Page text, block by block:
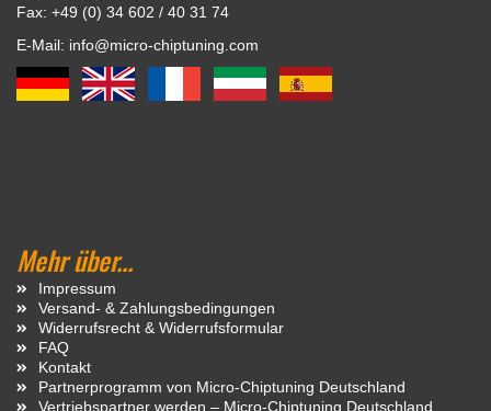
Fax: +49 (0) 34 602 / 40 31 74
E-Mail: info@micro-chiptuning.com
Mehr über...
Impressum
Versand- & Zahlungsbedingungen
Widerrufsrecht & Widerrufsformular
FAQ
Kontakt
Partnerprogramm von Micro-Chiptuning Deutschland
Vertriebspartner werden – Micro-Chiptuning Deutschland